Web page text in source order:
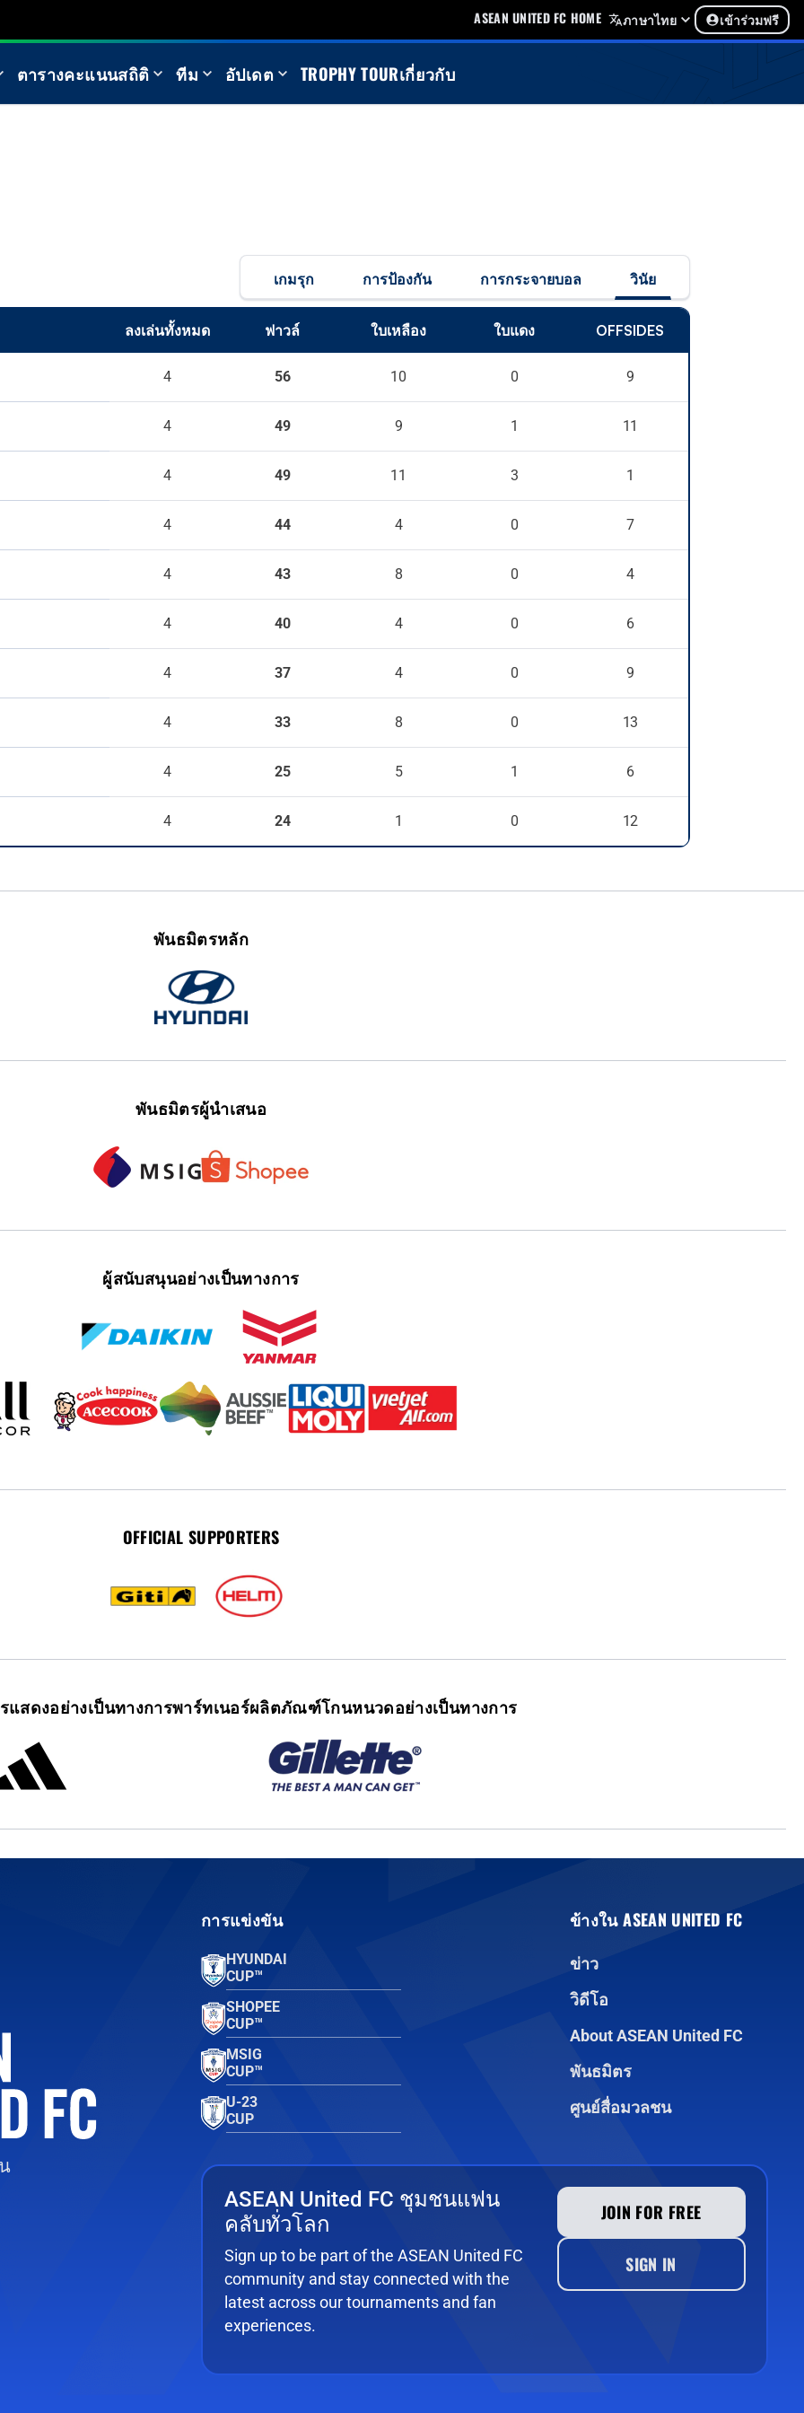
ASEAN UNITED FC HOME ภาษาไทย เข้าร่วมฟรี
ตารางคะแนนสถิติ ทีม อัปเดต TROPHY TOURเกี่ยวกับ
เกมรุก การป้องกัน การกระจายบอล วินัย
ลงเล่นทั้งหมด ฟาวล์ ใบเหลือง ใบแดง OFFSIDES
4 56 10 0 9
4 49 9 1 11
4 49 11 3 1
4 44 4 0 7
4 43 8 0 4
4 40 4 0 6
4 37 4 0 9
4 33 8 0 13
4 25 5 1 6
4 24 1 0 12
พันธมิตรหลัก
พันธมิตรผู้นำเสนอ
ผู้สนับสนุนอย่างเป็นทางการ
OFFICIAL SUPPORTERS
สดงอย่างเป็นทางการพาร์ทเนอร์ผลิตภัณฑ์โกนหนวดอย่างเป็นทางการ
การแข่งขัน
HYUNDAI
CUP™
SHOPEE
CUP™
MSIG
CUP™
U-23
CUP
ข้างใน ASEAN UNITED FC
ข่าว
วิดีโอ
About ASEAN United FC
พันธมิตร
ศูนย์สื่อมวลชน
ASEAN United FC ชุมชนแฟน
คลับทั่วโลก
Sign up to be part of the ASEAN United FC
community and stay connected with the
latest across our tournaments and fan
experiences.
JOIN FOR FREE
SIGN IN